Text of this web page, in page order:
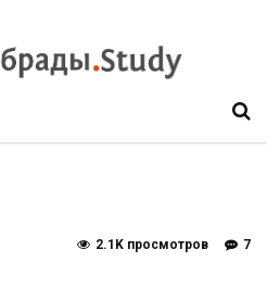
7
2.1K просмотров